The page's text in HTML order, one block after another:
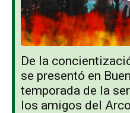
De la
se presentó en
temporada de la
los amigos del